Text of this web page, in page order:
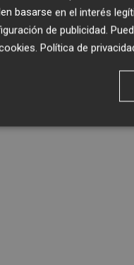
basarse en el interés
de publicidad.
. Política de